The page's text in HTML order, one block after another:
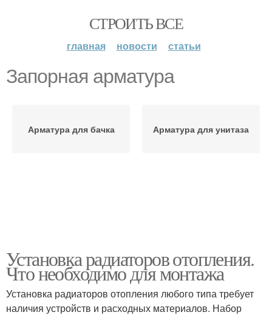
СТРОИТЬ ВСЕ
главная новости статьи
Запорная арматура
Арматура для бачка Арматура для унитаза
Установка радиаторов отопления.
Что необходимо для монтажа
Установка радиаторов отопления любого типа требует
наличия устройств и расходных материалов. Набор